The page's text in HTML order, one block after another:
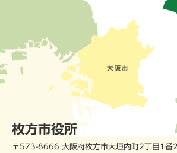
枚方市役所
〒573-8666 大阪府枚方市大垣内町2丁目1番